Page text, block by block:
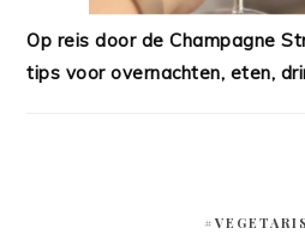
Op reis door de Champagne
tips voor overnachten, eten,